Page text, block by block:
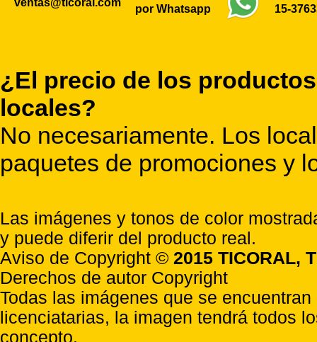
ventas@ticoral.com
por Whatsapp
15-
¿El precio de los
locales?
No necesariamente. Los
paquetes de promociones y
Las imágenes y tonos de color
y puede diferir del producto real.
Aviso de Copyright © 2015 TICORAL,
Derechos de autor Copyright
Todas las imágenes que se
licenciatarias, la imagen tendrá todos
concepto.